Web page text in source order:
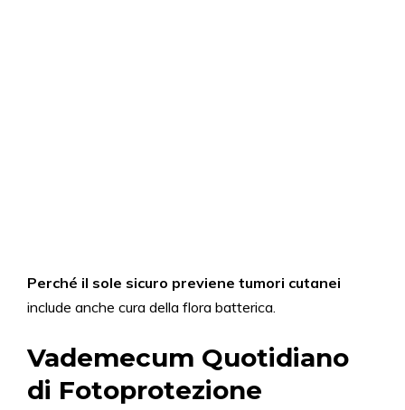
Perché il sole sicuro previene tumori cutanei
include anche cura della flora batterica.
Vademecum Quotidiano
di Fotoprotezione